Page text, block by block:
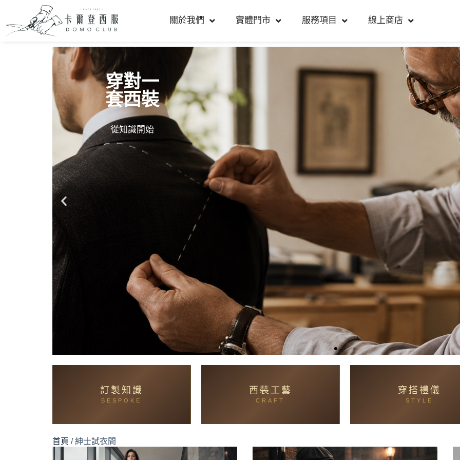
關於我們 實體門市 服務項目 線上商店
穿對一
套西裝
從知識開始
訂製知識 西裝工藝 穿搭禮儀
首頁 / 紳士試衣間